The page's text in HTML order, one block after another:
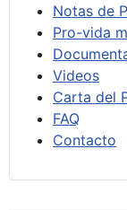
Notas de
Pro-vida
Videos
Carta del
FAQ
Contacto